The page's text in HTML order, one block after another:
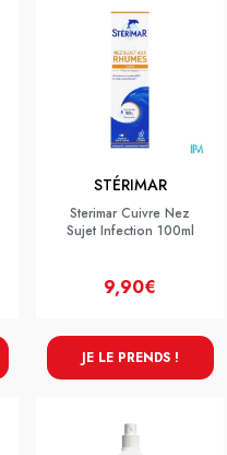
STÉRIMAR
Sterimar Cuivre Nez
Sujet Infection 100ml
9,90€
JE LE PRENDS !